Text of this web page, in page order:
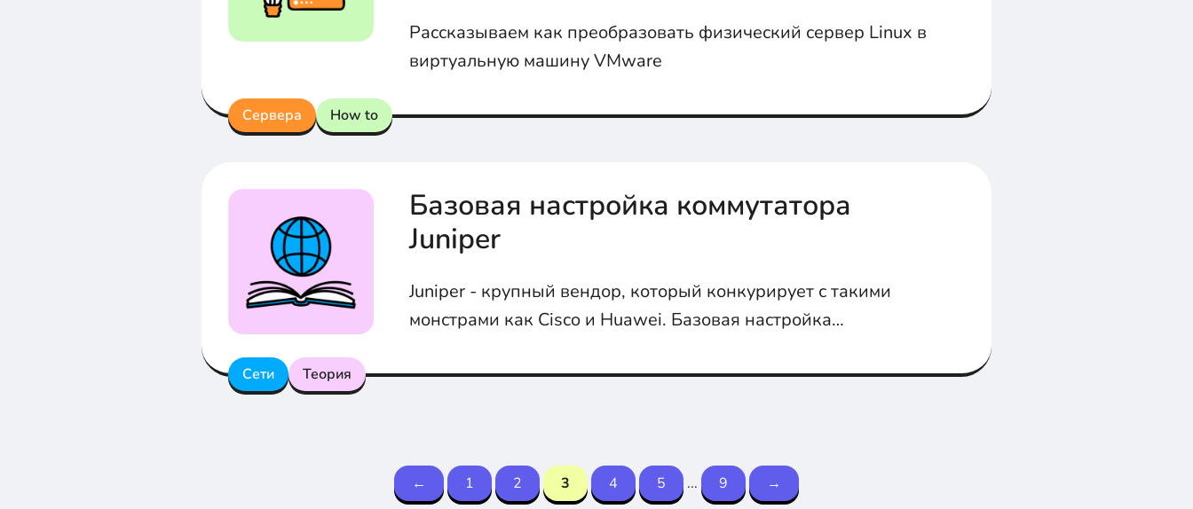
Сервера How to
Рассказываем как преобразовать физический сервер Linux в
виртуальную машину VMware
Сети Теория
Базовая настройка коммутатора
Juniper
Juniper - крупный вендор, который конкурирует с такими
монстрами как Cisco и Huawei. Базовая настройка
← 1 2 3 4 5 ... 9 →